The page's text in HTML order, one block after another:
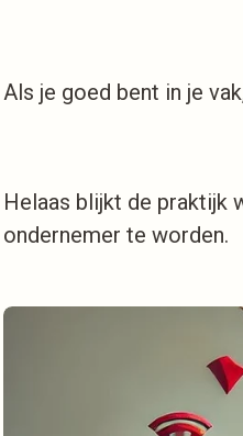
Als je goed bent in je
Helaas blijkt de praktijk
ondernemer te worden.